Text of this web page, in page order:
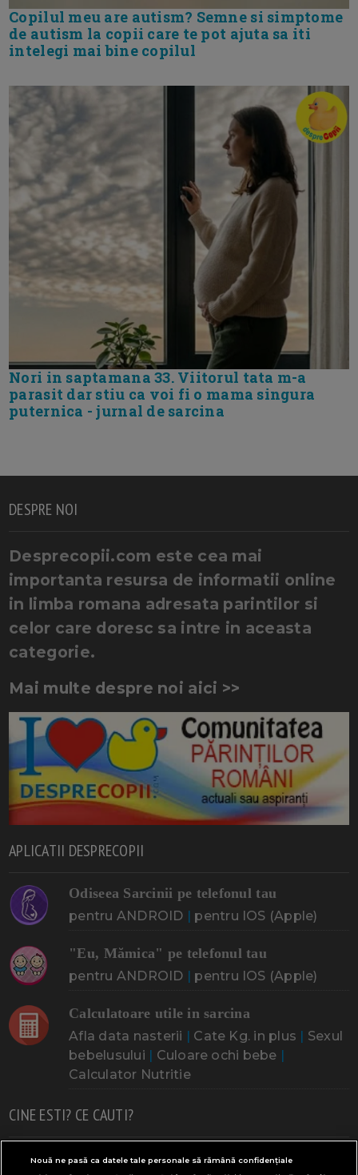
Copilul meu are autism? Semne si simptome
de autism la copii care te pot ajuta sa iti
intelegi mai bine copilul
Nori in saptamana 33. Viitorul tata m-a
parasit dar stiu ca voi fi o mama singura
puternica - jurnal de sarcina
DESPRE NOI
Desprecopii.com este cea mai
importanta resursa de informatii online
in limba romana adresata parintilor si
celor care doresc sa intre in aceasta
categorie.
Mai multe despre noi aici >>
APLICATII DESPRECOPII
Odiseea Sarcinii pe telefonul tau
pentru ANDROID pentru IOS (Apple)
"Eu, Mămica" pe telefonul tau
pentru ANDROID pentru IOS (Apple)
Calculatoare utile in sarcina
Afla data nasterii Cate Kg. in plus
Sexul
bebelusului
Culoare ochi bebe
Calculator Nutritie
CINE ESTI? CE CAUTI?
Doresc un copil Adoptia Probleme cu sarcina
Nouă ne pasă ca datele tale personale să rămână confidențiale